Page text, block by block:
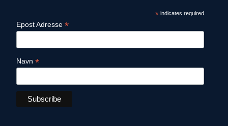
*indicates required
Epost Adresse *
Navn *